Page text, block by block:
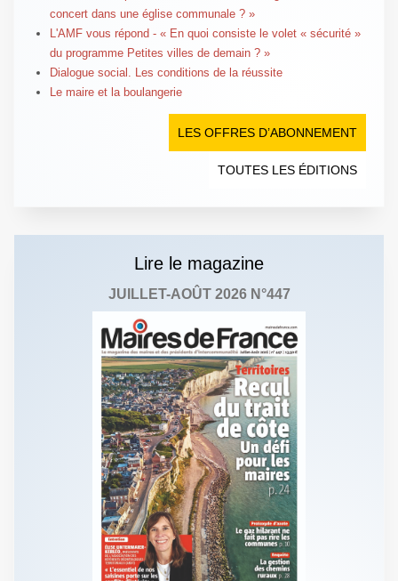
concert dans une église communale ? »
L'AMF vous répond - « En quoi consiste le volet « sécurité »
du programme Petites villes de demain ? »
Dialogue social. Les conditions de la réussite
Le maire et la boulangerie
LES OFFRES D’ABONNEMENT
TOUTES LES ÉDITIONS
Lire le magazine
JUILLET-AOÛT 2026 N°447